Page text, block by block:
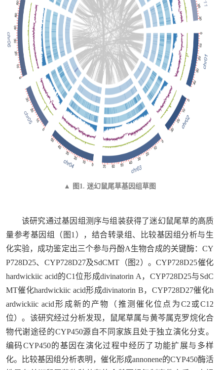
▲ 图1. 迷幻鼠尾草基因组草图
该研究通过基因组测序与组装获得了迷幻鼠尾草的高质
量参考基因组（图1），结合转录组、比较基因组分析与生
化实验，成功鉴定出三个参与丹酚A生物合成的关键酶：CY
P728D25、CYP728D27及SdCMT（图2）。CYP728D25催化
hardwickiic acid的C1位形成divinatorin A，CYP728D25与SdC
MT催化hardwickiic acid形成divinatorin B，CYP728D27催化h
ardwickiic acid形成新的产物（推测催化位点为C2或C12
位）。该研究经过分析发现，鼠尾草属与黄芩属克罗烷化合
物代谢途径的CYP450源自不同家族且处于独立演化分支。
编码CYP450的基因在演化过程中经历了功能扩展与多样
化。比较基因组分析表明，催化形成annonene的CYP450酶活